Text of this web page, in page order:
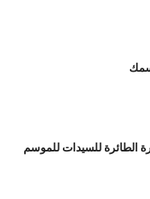
الطائرة للسيدات للموسم